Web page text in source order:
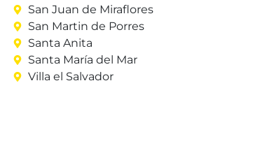
San Juan de Miraflores
San Martin de Porres
Santa Anita
Santa María del Mar
Villa el Salvador